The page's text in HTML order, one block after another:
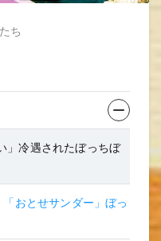
ち
」冷遇されたぼっちぼ
おとせサンダー」ぼっ